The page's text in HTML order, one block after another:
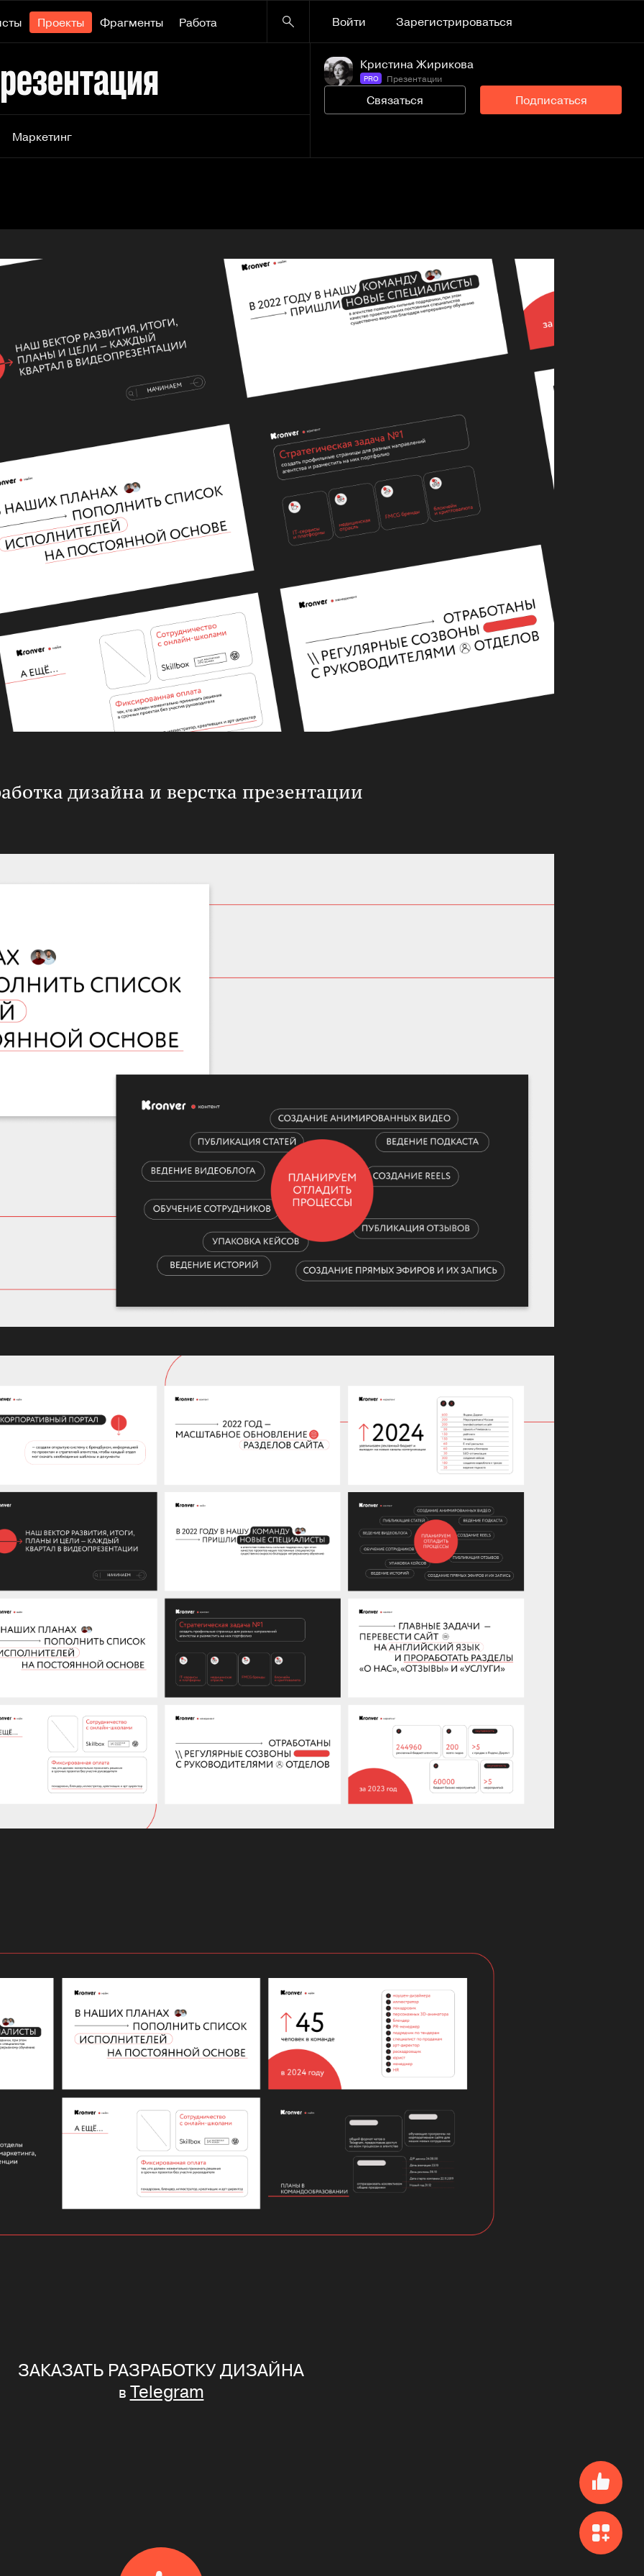
Проекты Фрагменты Работа Войти Зарегистрироваться
Маркетинг
Кристина Жирикова
PRO Презентации
Связаться Подписаться
дизайна и верстка презентации
ЗАКАЗАТЬ РАЗРАБОТКУ ДИЗАЙНА
в Telegram